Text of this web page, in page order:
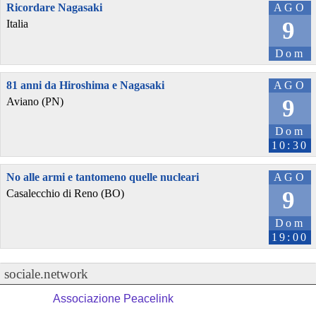
AGO
9
Dom
Ricordare Nagasaki
Italia
AGO
9
Dom
10:30
81 anni da Hiroshima e Nagasaki
Aviano (PN)
AGO
9
Dom
19:00
No alle armi e tantomeno quelle nucleari
Casalecchio di Reno (BO)
sociale.network
Associazione Peacelink